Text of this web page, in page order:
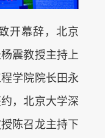
开幕辞，北京
震教授主持上
学院院长田永
，北京大学深
陈召龙主持下